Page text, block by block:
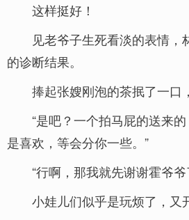
这样挺好！
见老爷子生死看淡的表情，
的诊断结果。
捧起张嫂刚泡的茶抿了一口
“是吧？一个拍马屁的送来
是喜欢，等会分你一些。”
“行啊，那我就先谢谢霍爷爷
小娃儿们似乎是玩烦了，又